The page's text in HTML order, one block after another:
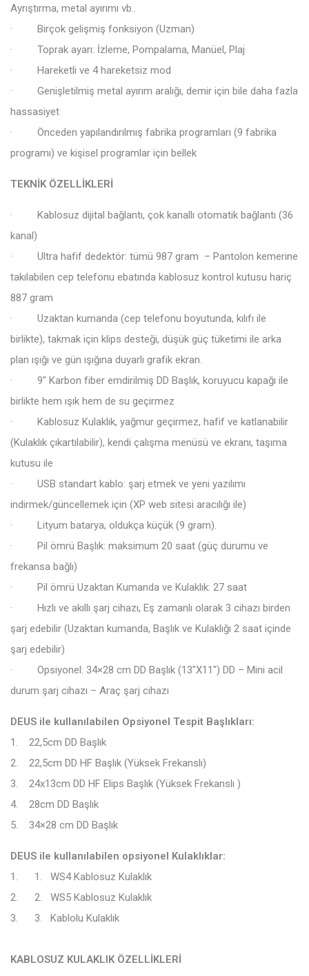
Ayrıştırma, metal ayırımı vb..
· Birçok gelişmiş fonksiyon (Uzman)
· Toprak ayarı: İzleme, Pompalama, Manüel, Plaj
· Hareketli ve 4 hareketsiz mod
· Genişletilmiş metal ayırım aralığı, demir için bile daha fazla
hassasiyet
· Önceden yapılandırılmış fabrika programları (9 fabrika
programı) ve kişisel programlar için bellek
TEKNİK ÖZELLİKLERİ
· Kablosuz dijital bağlantı, çok kanallı otomatik bağlantı (36
kanal)
· Ultra hafif dedektör: tümü 987 gram – Pantolon kemerine
takılabilen cep telefonu ebatında kablosuz kontrol kutusu hariç
887 gram
· Uzaktan kumanda (cep telefonu boyutunda, kılıfı ile
birlikte), takmak için klips desteği, düşük güç tüketimi ile arka
plan ışığı ve gün ışığına duyarlı grafik ekran.
· 9″ Karbon fiber emdirilmiş DD Başlık, koruyucu kapağı ile
birlikte hem ışık hem de su geçirmez
· Kablosuz Kulaklık, yağmur geçirmez, hafif ve katlanabilir
(Kulaklık çıkartılabilir), kendi çalışma menüsü ve ekranı, taşıma
kutusu ile
· USB standart kablo: şarj etmek ve yeni yazılımı
indirmek/güncellemek için (XP web sitesi aracılığı ile)
· Lityum batarya, oldukça küçük (9 gram).
· Pil ömrü Başlık: maksimum 20 saat (güç durumu ve
frekansa bağlı)
· Pil ömrü Uzaktan Kumanda ve Kulaklık: 27 saat
· Hızlı ve akıllı şarj cihazı, Eş zamanlı olarak 3 cihazı birden
şarj edebilir (Uzaktan kumanda, Başlık ve Kulaklığı 2 saat içinde
şarj edebilir)
· Opsiyonel: 34×28 cm DD Başlık (13″X11″) DD – Mini acil
durum şarj cihazı – Araç şarj cihazı
DEUS ile kullanılabilen Opsiyonel Tespit Başlıkları:
1. 22,5cm DD Başlık
2. 22,5cm DD HF Başlık (Yüksek Frekanslı)
3. 24x13cm DD HF Elips Başlık (Yüksek Frekanslı )
4. 28cm DD Başlık
5. 34×28 cm DD Başlık
DEUS ile kullanılabilen opsiyonel Kulaklıklar:
1. 1. WS4 Kablosuz Kulaklık
2. 2. WS5 Kablosuz Kulaklık
3. 3. Kablolu Kulaklık
KABLOSUZ KULAKLIK ÖZELLİKLERİ